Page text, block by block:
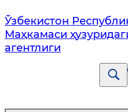
Ўзбекистон
Маҳкамаси
агентлиги